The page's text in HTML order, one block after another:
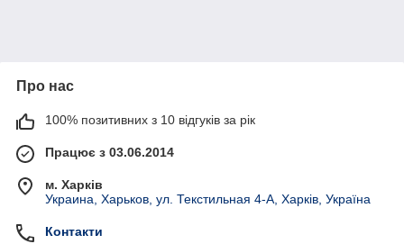
Про нас
100% позитивних з 10 відгуків за рік
Працює з 03.06.2014
м. Харків
Украина, Харьков, ул. Текстильная 4-А, Харків, Україна
Контакти